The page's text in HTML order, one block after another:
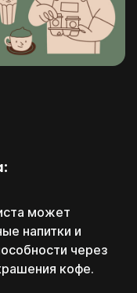
может
напитки и
через
кофе.